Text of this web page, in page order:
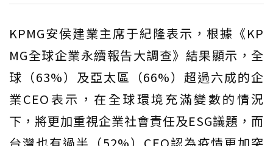
KPMG安侯建業主席于紀隆表示，根據《KP
MG全球企業永續報告大調查》結果顯示，全
球（63%）及亞太區（66%）超過六成的企
業CEO表示，在全球環境充滿變數的情況
下，將更加重視企業社會責任及ESG議題，而
台灣也有過半（52%）CEO認為疫情更加突